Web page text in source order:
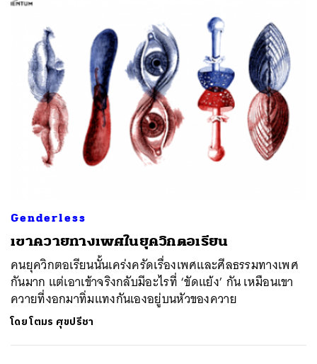
Genderless
เขาควายทางเพศในยุควิกตอเรียน
คนยุควิกตอเรียนนั้นเคร่งครัดเรื่องเพศและศีลธรรมทางเพศ
กันมาก แต่เอาเข้าจริงกลับมีอะไรที่ ‘ขัดแย้ง’ กัน เหมือนเขา
ควายที่งอกมาทิ่มแทงกันเองอยู่บนหัวของควาย
โดยโตมร ศุขปรีชา